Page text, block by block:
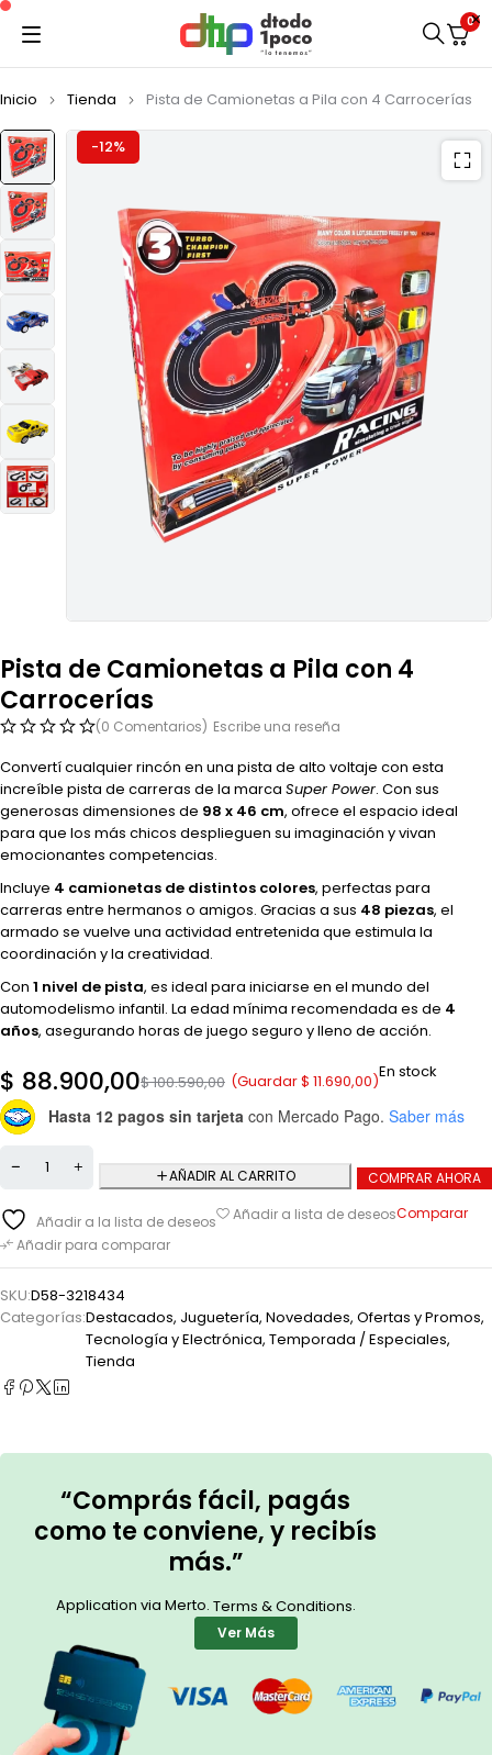
0
Inicio Tienda Pista de Camionetas a Pila con 4 Carrocerías
-12%
Pista de Camionetas a Pila con 4
Carrocerías
(0 Comentarios) Escribe una reseña
Convertí cualquier rincón en una pista de alto voltaje con esta
increíble pista de carreras de la marca Super Power. Con sus
generosas dimensiones de 98 x 46 cm, ofrece el espacio ideal
para que los más chicos desplieguen su imaginación y vivan
emocionantes competencias.
Incluye 4 camionetas de distintos colores, perfectas para
carreras entre hermanos o amigos. Gracias a sus 48 piezas, el
armado se vuelve una actividad entretenida que estimula la
coordinación y la creatividad.
Con 1 nivel de pista, es ideal para iniciarse en el mundo del
automodelismo infantil. La edad mínima recomendada es de 4
años, asegurando horas de juego seguro y lleno de acción.
$100.590,00
$ 88.900,00 (Guardar$ 11.690,00)En stock
Hasta 12 pagos sin tarjeta con Mercado Pago. Saber más
AÑADIR AL CARRITO COMPRAR AHORA
Añadir a la lista de deseos Añadir a lista de deseosComparar
Añadir para comparar
SKU:D58-3218434
Categorías:Destacados, Juguetería, Novedades, Ofertas y Promos,
Tecnología y Electrónica, Temporada / Especiales,
Tienda
“Comprás fácil, pagás
como te conviene, y recibís
más.”
Application via Merto. Terms & Conditions.
Ver Más